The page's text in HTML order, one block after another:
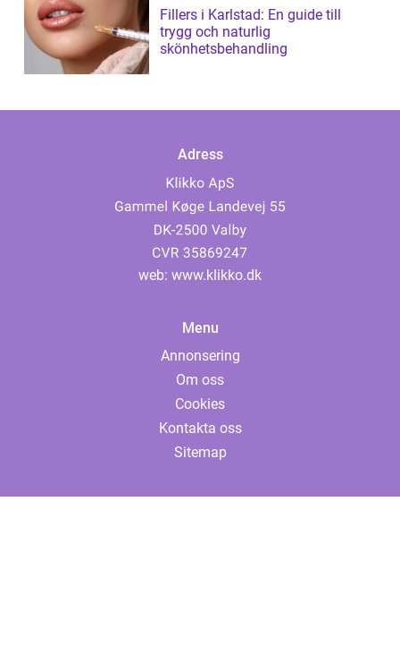
Fillers i Karlstad: En guide till
trygg och naturlig
skönhetsbehandling
Adress
web: www.klikko.dk
Menu
Annonsering
Om oss
Cookies
Kontakta oss
Sitemap